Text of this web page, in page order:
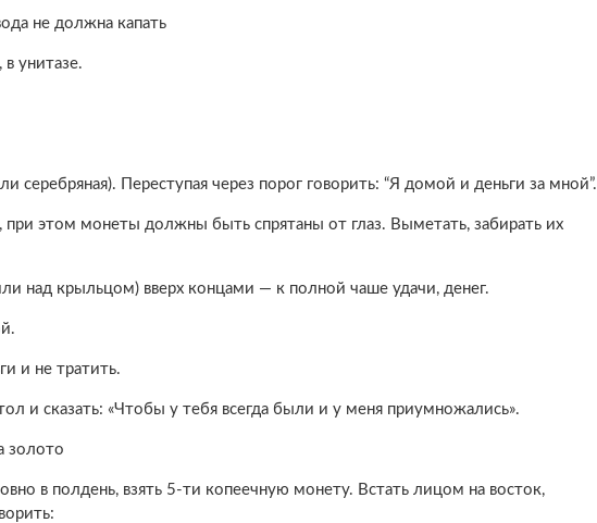
не должна капать
унитазе.
Переступая через порог говорить: “Я домой и деньги за мной”.
этом монеты должны быть спрятаны от глаз. Выметать, забирать их
над крыльцом) вверх концами — к полной чаше удачи, денег.
и не тратить.
и сказать: «Чтобы у тебя всегда были и у меня приумножались».
золото
в полдень, взять 5-ти копеечную монету. Встать лицом на восток,